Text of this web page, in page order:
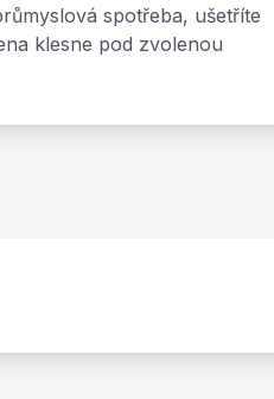
spotřeba, ušetříte
klesne pod zvolenou